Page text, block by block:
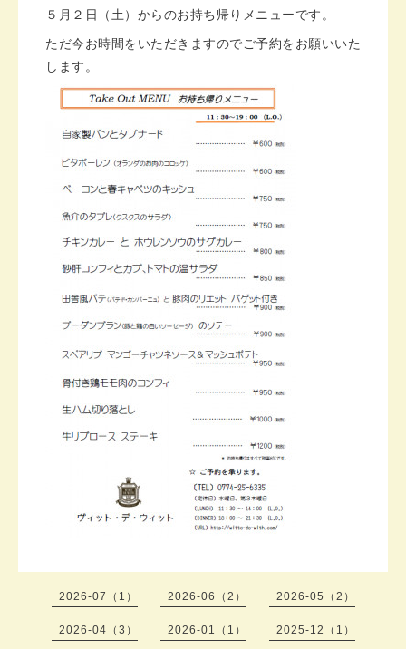
５月２日（土）からのお持ち帰りメニューです。
ただ今お時間をいただきますのでご予約をお願いいた
します。
2026-07（1） 2026-06（2） 2026-05（2）
2026-04（3） 2026-01（1） 2025-12（1）